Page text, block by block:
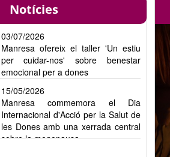
Notícies
03/07/2026
Manresa ofereix el taller 'Un estiu
per cuidar-nos' sobre benestar
emocional per a dones
15/05/2026
Manresa commemora el Dia
Internacional d'Acció per la Salut de
les Dones amb una xerrada central
sobre la menopausa